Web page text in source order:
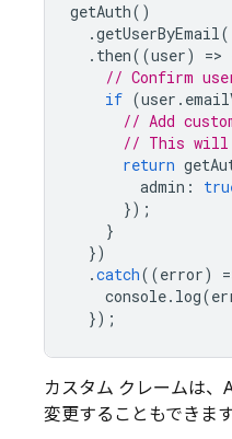
getAuth()
.getUserByEmail(
. then((user) =>
// Confirm
if (user .
// Add
// This will
return
admin :
});
}
})
.catch((error) =
console. log(
});
カスタム クレームは、
変更することもできます